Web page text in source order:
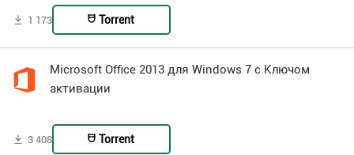
1 173 Torrent
Microsoft Office 2013 для Windows 7 с Ключом
активации
3 408 Torrent